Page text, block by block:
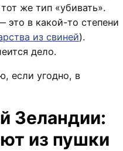
же тип «убивать».
это в какой-то степени
из свиней).
дело.
если угодно, в
Зеландии:
из пушки